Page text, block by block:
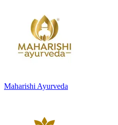
Maharishi Ayurveda